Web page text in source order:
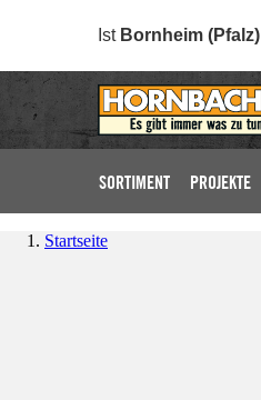
Ist Bornheim (Pfalz)
SORTIMENT PROJEKTE
Startseite